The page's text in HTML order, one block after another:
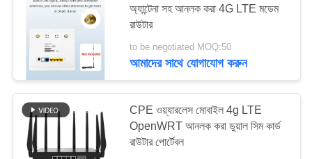
ইউএসবি ওয়াইফাই ব্যাপ্তি
প্রসারক
অ্যান্টেনা সহ আনলক করা 4G LTE মডেম
রাউটার
to be negotiated MOQ:50
আমাদের সাথে যোগাযোগ করুন
CPE ওয়্যারলেস মোবাইল 4g LTE
OpenWRT আনলক করা ডুয়াল সিম কার্ড
রাউটার পোর্টেবল